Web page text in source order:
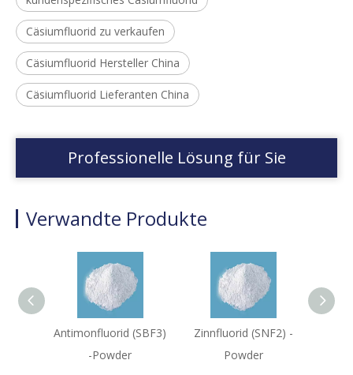
Cäsiumfluorid zu verkaufen
Cäsiumfluorid Hersteller China
Cäsiumfluorid Lieferanten China
Professionelle Lösung für Sie
Verwandte Produkte
Antimonfluorid (SBF3)
-Powder
Zinnfluorid (SNF2) -
Powder